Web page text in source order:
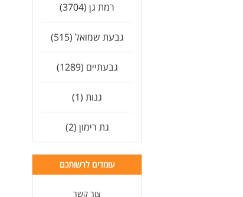
רמת גן (3704)
גבעת שמואל (515)
גבעתיים (1289)
גנות (1)
גת רימון (2)
עומדים לרשותכם
צור קשר